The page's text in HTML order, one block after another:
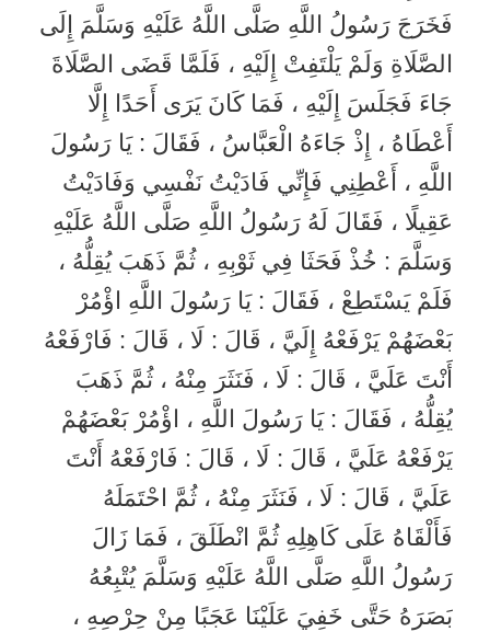
فَخَرَجَ رَسُولُ اللَّهِ صَلَّى اللَّهُ عَلَيْهِ وَسَلَّمَ إِلَى
الصَّلَاةِ وَلَمْ يَلْتَفِتْ إِلَيْهِ ، فَلَمَّا قَضَى الصَّلَاةَ
جَاءَ فَجَلَسَ إِلَيْهِ ، فَمَا كَانَ يَرَى أَحَدًا إِلَّا
أَعْطَاهُ ، إِذْ جَاءَهُ الْعَبَّاسُ ، فَقَالَ : يَا رَسُولَ
اللَّهِ ، أَعْطِنِي فَإِنِّي فَادَيْتُ نَفْسِي وَفَادَيْتُ
عَقِيلًا ، فَقَالَ لَهُ رَسُولُ اللَّهِ صَلَّى اللَّهُ عَلَيْهِ
وَسَلَّمَ : خُذْ فَحَثَا فِي ثَوْبِهِ ، ثُمَّ ذَهَبَ يُقِلُّهُ ،
فَلَمْ يَسْتَطِعْ ، فَقَالَ : يَا رَسُولَ اللَّهِ اؤْمُرْ
بَعْضَهُمْ يَرْفَعْهُ إِلَيَّ ، قَالَ : لَا ، قَالَ : فَارْفَعْهُ
أَنْتَ عَلَيَّ ، قَالَ : لَا ، فَنَثَرَ مِنْهُ ، ثُمَّ ذَهَبَ
يُقِلُّهُ ، فَقَالَ : يَا رَسُولَ اللَّهِ ، اؤْمُرْ بَعْضَهُمْ
يَرْفَعْهُ عَلَيَّ ، قَالَ : لَا ، قَالَ : فَارْفَعْهُ أَنْتَ
عَلَيَّ ، قَالَ : لَا ، فَنَثَرَ مِنْهُ ، ثُمَّ احْتَمَلَهُ
فَأَلْقَاهُ عَلَى كَاهِلِهِ ثُمَّ انْطَلَقَ ، فَمَا زَالَ
رَسُولُ اللَّهِ صَلَّى اللَّهُ عَلَيْهِ وَسَلَّمَ يُتْبِعُهُ
بَصَرَهُ حَتَّى خَفِيَ عَلَيْنَا عَجَبًا مِنْ حِرْصِهِ ،